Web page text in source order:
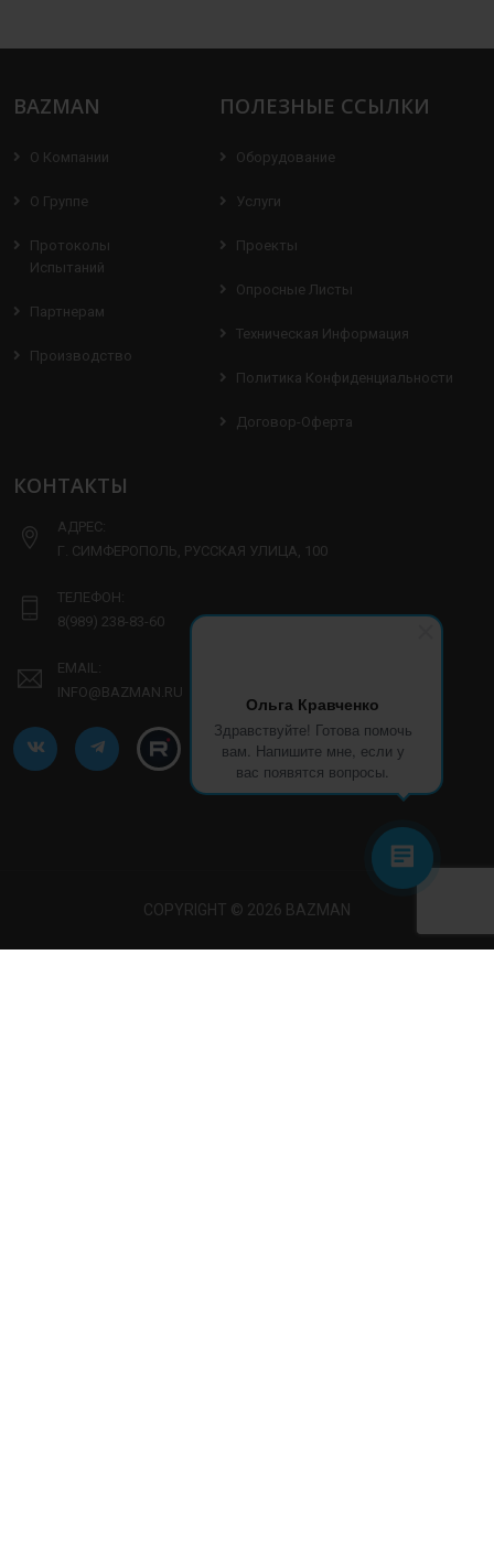
Ольга Кравченко
Здравствуйте! Готова помочь
вам. Напишите мне, если у
вас появятся вопросы.
BAZMAN
О Компании
О Группе
Протоколы
Испытаний
Партнерам
Производство
ПОЛЕЗНЫЕ ССЫЛКИ
Оборудование
Услуги
Проекты
Опросные Листы
Техническая Информация
Политика Конфиденциальности
Договор-Оферта
КОНТАКТЫ
АДРЕС:
Г. СИМФЕРОПОЛЬ, РУССКАЯ УЛИЦА, 100
ТЕЛЕФОН:
8(989) 238-83-60
EMAIL:
INFO@BAZMAN.RU
COPYRIGHT © 2026 BAZMAN